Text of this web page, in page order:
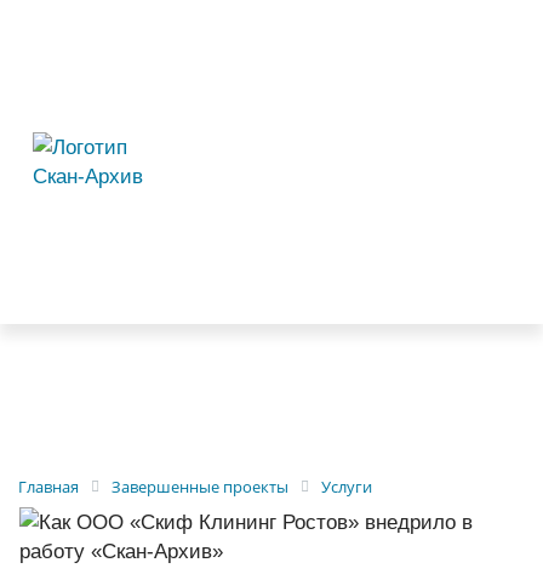
Главная Завершенные проекты Услуги